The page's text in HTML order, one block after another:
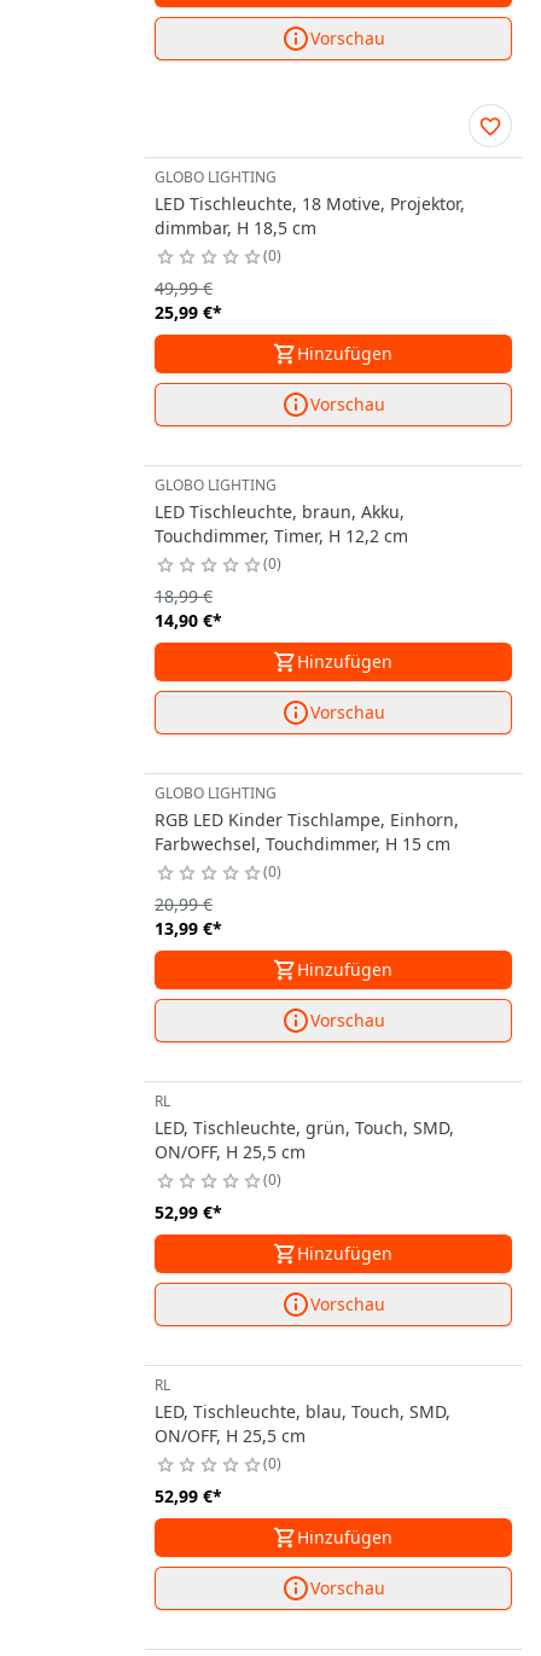
Vorschau
GLOBO LIGHTING
LED Tischleuchte, 18 Motive, Projektor,
dimmbar, H 18,5 cm
0
25,99 €*
49,99 €
Hinzufügen
Vorschau
GLOBO LIGHTING
LED Tischleuchte, braun, Akku,
Touchdimmer, Timer, H 12,2 cm
0
14,90 €*
18,99 €
Hinzufügen
Vorschau
GLOBO LIGHTING
RGB LED Kinder Tischlampe, Einhorn,
Farbwechsel, Touchdimmer, H 15 cm
0
13,99 €*
20,99 €
Hinzufügen
Vorschau
RL
LED, Tischleuchte, grün, Touch, SMD,
ON/OFF, H 25,5 cm
0
52,99 €*
Hinzufügen
Vorschau
RL
LED, Tischleuchte, blau, Touch, SMD,
ON/OFF, H 25,5 cm
0
52,99 €*
Hinzufügen
Vorschau